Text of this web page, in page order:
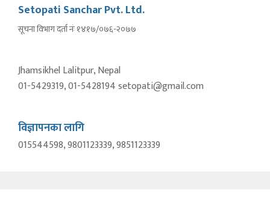
Setopati Sanchar Pvt. Ltd.
सूचना विभाग दर्ता नंः १४१७/०७६-२०७७
Jhamsikhel Lalitpur, Nepal
01-5429319, 01-5428194 setopati@gmail.com
विज्ञापनका लागि
015544598, 9801123339, 9851123339